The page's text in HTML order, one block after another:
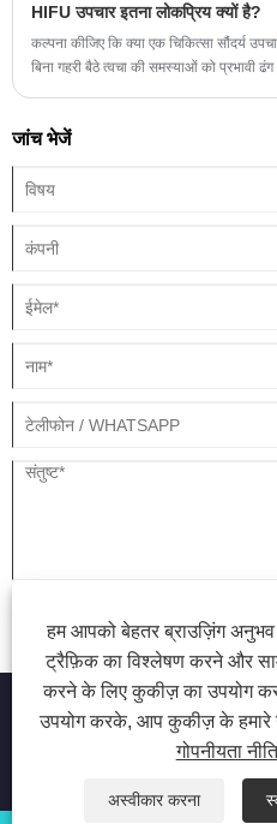
HIFU उपचार इतना लोकप्रिय क्यों है?
कल्पना कीजिए कि क्या एक चिकित्सा सौंदर्य
बिना गहरी बैठे त्वचा की समस्याओं को
जांच भेजें
हम आपको बेहतर ब्राउज़िंग
ट्रैफ़िक का विश्लेषण करने और
करने के लिए कुकीज़ का उपयोग
उपयोग करके, आप कुकीज़ के हमारे
गोपनीयता नीति
अस्वीकार करना
कॉपीराइट © 2023 बीजिंग ओरिएंटल
रिमूवल, हेयर रिमूवल, लेजर ब्यूटी मशीन -